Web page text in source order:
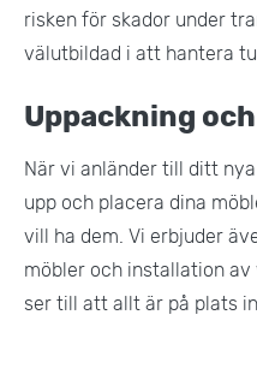
risken för skador under
välutbildad i att hantera
Uppackning
När vi anländer till ditt
upp och placera dina
vill ha dem. Vi erbjuder
möbler och installation
ser till att allt är på plats